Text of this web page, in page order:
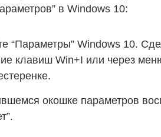
в Windows 10:
“Параметры” Windows 10.
клавиш Win+I или через
окошке параметров